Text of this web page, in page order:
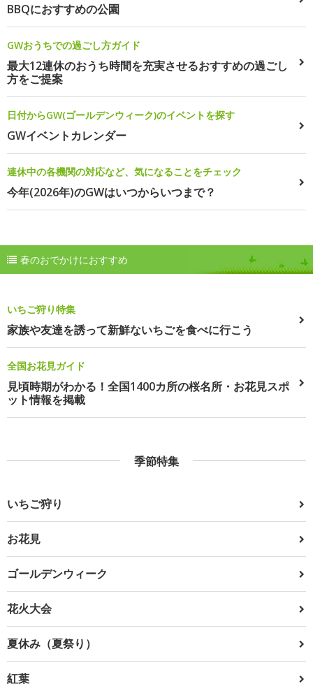
BBQにおすすめの公園
GWおうちでの過ごし方ガイド
最大12連休のおうち時間を充実させるおすすめの過ごし
方をご提案
日付からGW(ゴールデンウィーク)のイベントを探す
GWイベントカレンダー
連休中の各機関の対応など、気になることをチェック
今年(2026年)のGWはいつからいつまで？
春のおでかけにおすすめ
いちご狩り特集
家族や友達を誘って新鮮ないちごを食べに行こう
全国お花見ガイド
見頃時期がわかる！全国1400カ所の桜名所・お花見スポ
ット情報を掲載
季節特集
いちご狩り
お花見
ゴールデンウィーク
花火大会
夏休み（夏祭り）
紅葉